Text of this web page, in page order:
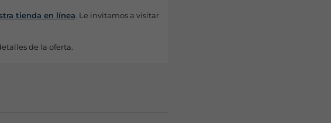
tienda en línea. Le invitamos a visitar
de la oferta.